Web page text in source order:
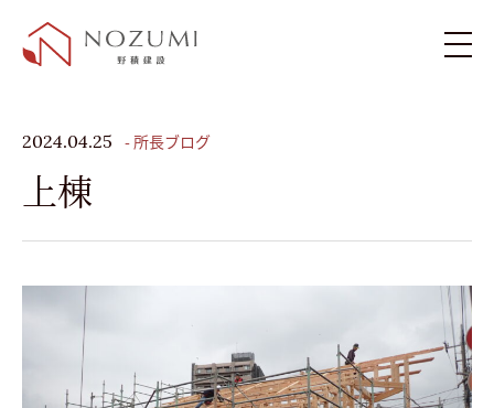
リフォーム・リノベーション
お客様の声
2024.04.25 - 所長ブログ
上棟